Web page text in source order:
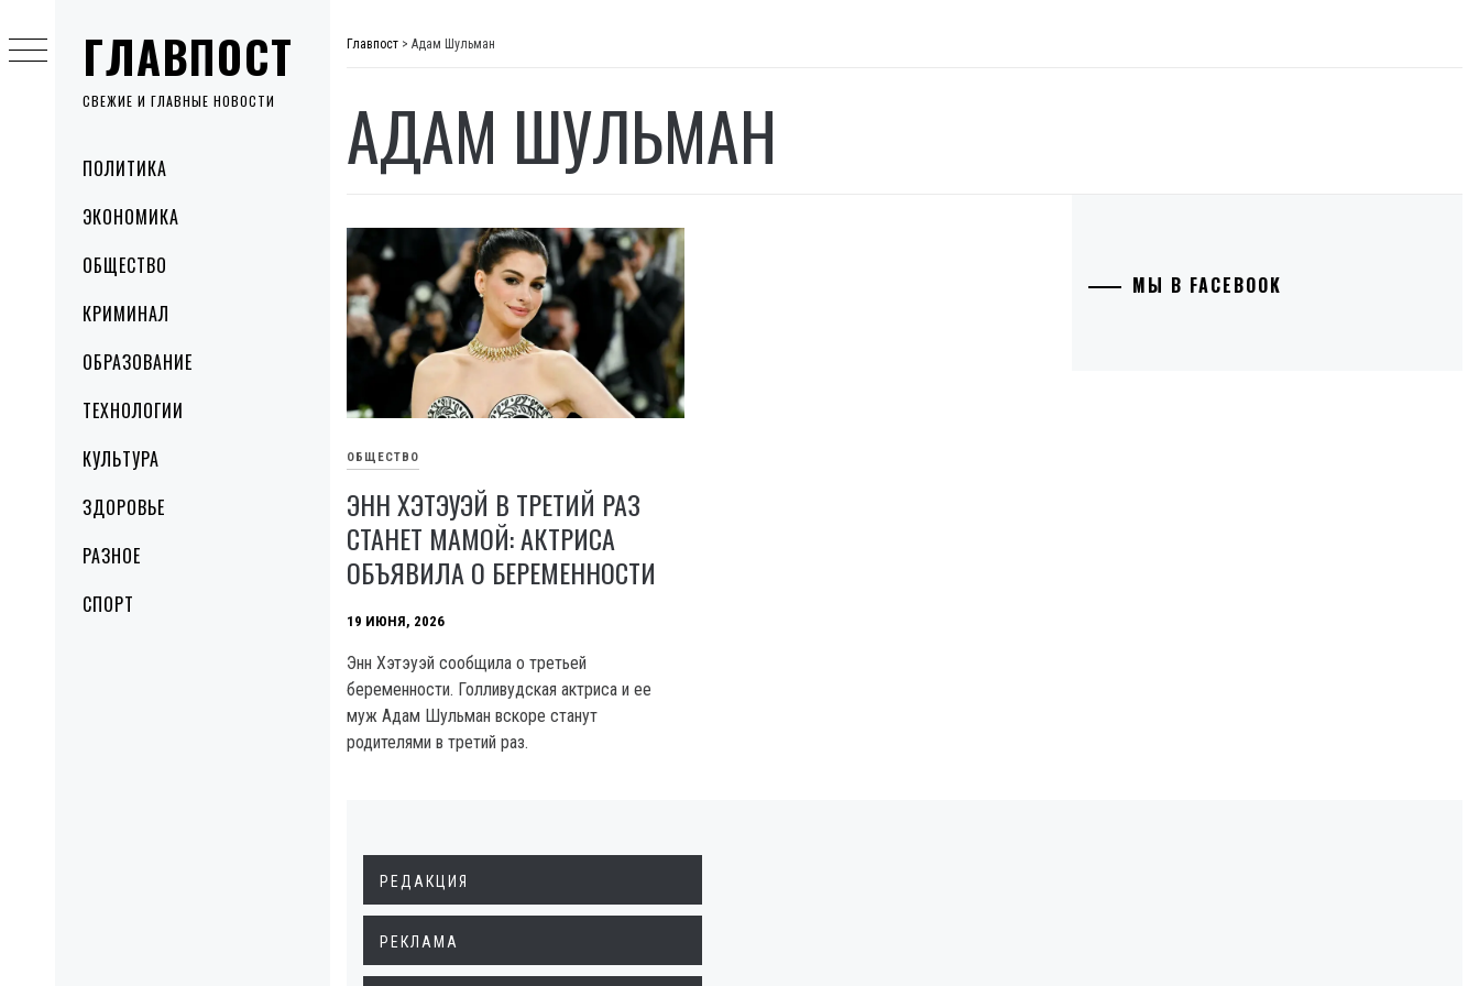
ГЛАВПОСТ
СВЕЖИЕ И ГЛАВНЫЕ НОВОСТИ
MenuПОЛИТИКА
ЭКОНОМИКА
ОБЩЕСТВО
КРИМИНАЛ
ОБРАЗОВАНИЕ
ТЕХНОЛОГИИ
КУЛЬТУРА
ЗДОРОВЬЕ
РАЗНОЕ
СПОРТ
to
content
Главпост > Адам Шульман
АДАМ ШУЛЬМАН
ОБЩЕСТВО
ЭНН ХЭТЭУЭЙ В ТРЕТИЙ РАЗ
СТАНЕТ МАМОЙ: АКТРИСА
ОБЪЯВИЛА О БЕРЕМЕННОСТИ
19 ИЮНЯ, 2026
Энн Хэтэуэй сообщила о третьей
беременности. Голливудская актриса и ее
муж Адам Шульман вскоре станут
родителями в третий раз.
МЫ В FACEBOOK
РЕДАКЦИЯ
РЕКЛАМА